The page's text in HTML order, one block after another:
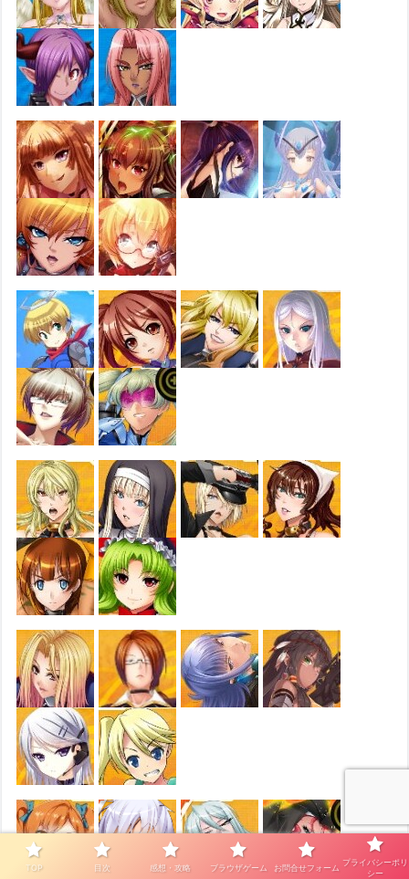
TOP 目次 感想・攻略 ブラウザゲーム お問合せフォーム
プライバシーポリ
シー